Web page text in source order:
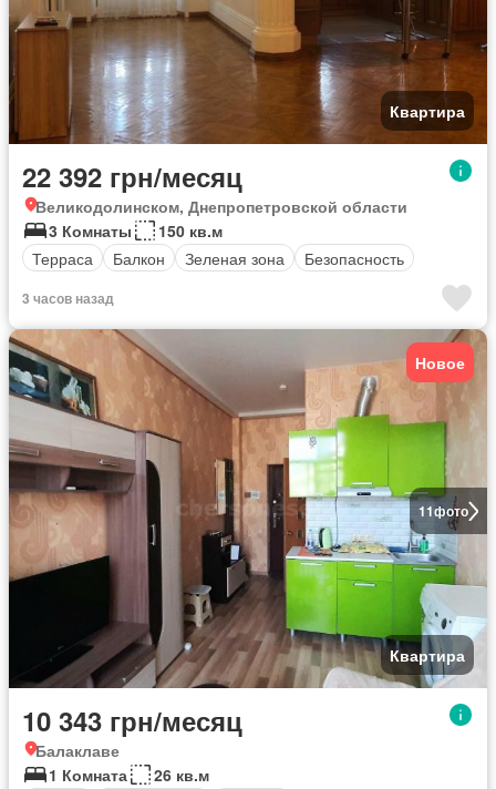
Квартира
22 392 грн/месяц
Великодолинском, Днепропетровской области
3 Комнаты
150 кв.м
Терраса
Балкон Зеленая зона Безопасность
3 часов назад
11фото
Новое
Квартира
10 343 грн/месяц
Балаклаве
1 Комната
26 кв.м